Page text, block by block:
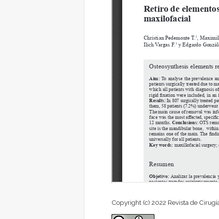
Copyright (c) 2022 Revista de